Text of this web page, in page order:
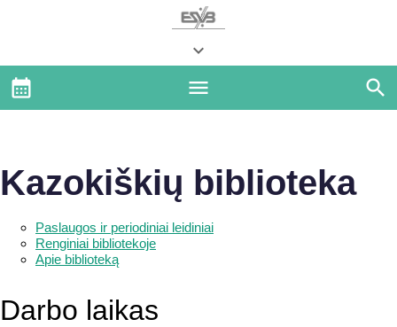
Kazokiškių biblioteka
Paslaugos ir periodiniai leidiniai
Renginiai bibliotekoje
Apie biblioteką
Darbo laikas